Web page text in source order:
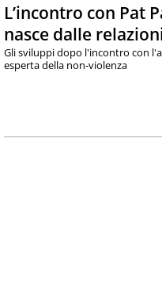
L’incontro con Pat
nasce dalle
Gli sviluppi dopo l'incontro con
esperta della non-violenza